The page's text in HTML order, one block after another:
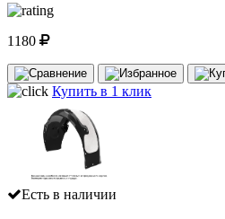
1180
Купить в 1 клик
Есть в наличии